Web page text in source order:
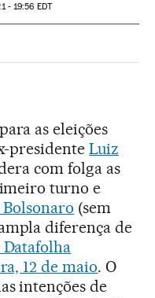
- 19:56 EDT
as eleições
presidenteLuiz
com folga as
turno e
(sem
diferença de
Datafolha
12 de maio. O
intenções de